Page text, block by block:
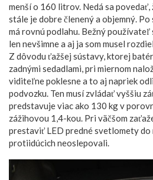
menší o 160 litrov. Nedá sa
stále je dobre členený a objemný. Po
má rovnú podlahu. Bežný používateľ
len nevšimne a aj ja som musel
Z dôvodu ťažšej sústavy, ktorej
zadnými sedadlami, pri miernom
viditeľne poklesne a to aj napriek
podvozku. Ten musí zvládať vyššiu
predstavuje viac ako 130 kg v
zážihovou 1,4-kou. Pri väčšom
prestaviť LED predné svetlomety do
protiidúcich neoslepovali.